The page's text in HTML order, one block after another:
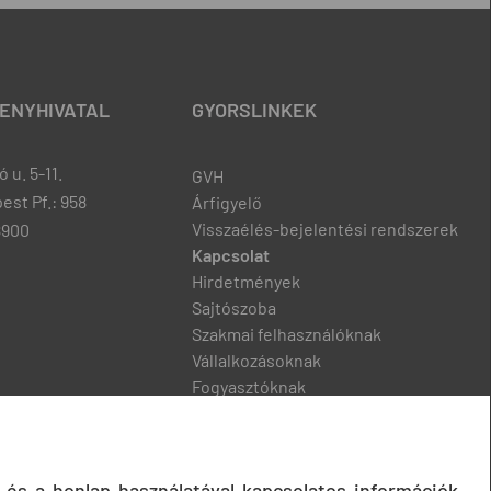
5-11.
Pf.: 958
GYORSLINKEK
GVH
Árfigyelő
Visszaélés-bejelentési rendszerek
Kapcsolat
Hirdetmények
Sajtószoba
Szakmai felhasználóknak
Vállalkozásoknak
Fogyasztóknak